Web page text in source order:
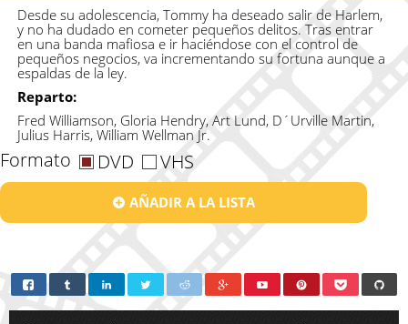
Desde su adolescencia, Tommy ha deseado salir de Harlem,
y no ha dudado en cometer pequeños delitos. Tras entrar
en una banda mafiosa e ir haciéndose con el control de
pequeños negocios, va incrementando su fortuna aunque a
espaldas de la ley.
Reparto:
Fred Williamson, Gloria Hendry, Art Lund, D´Urville Martin,
Julius Harris, William Wellman Jr.
Formato DVD VHS
AÑADIR A LA LISTA